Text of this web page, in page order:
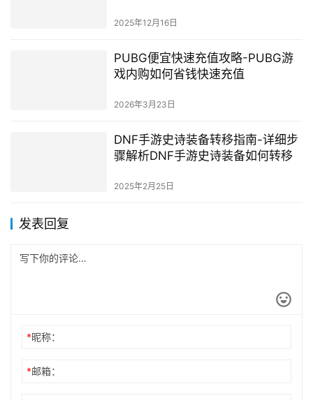
2025年12月16日
PUBG便宜快速充值攻略-PUBG游
戏内购如何省钱快速充值
2026年3月23日
DNF手游史诗装备转移指南-详细步
骤解析DNF手游史诗装备如何转移
2025年2月25日
发表回复
*昵称：
*邮箱：